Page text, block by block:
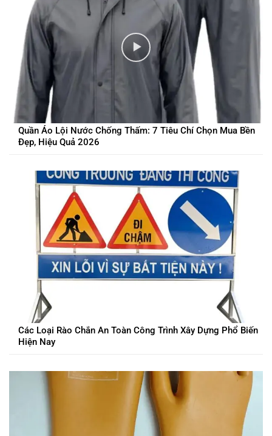
Quần Áo Lội Nước Chống Thấm: 7 Tiêu Chí Chọn Mua Bền
Đẹp, Hiệu Quả 2026
Các Loại Rào Chắn An Toàn Công Trình Xây Dựng Phổ Biến
Hiện Nay